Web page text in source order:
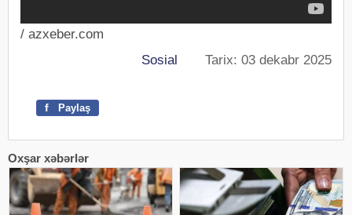
/ azxeber.com
Sosial
Tarix: 03 dekabr 2025
f Paylaş
Oxşar xəbərlər